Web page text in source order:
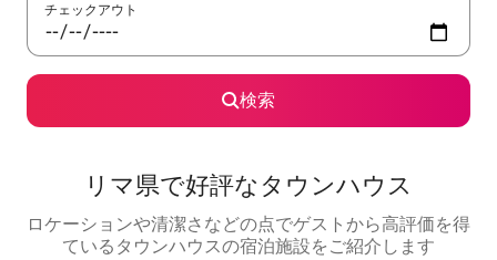
チェックアウト
検索
リマ県で好評なタウンハウス
ロケーションや清潔さなどの点でゲストから高評価を得
ているタウンハウスの宿泊施設をご紹介します